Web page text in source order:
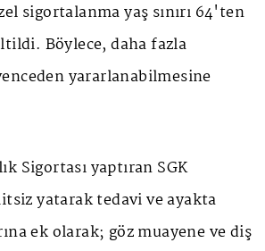
sigortalanma yaş sınırı 64'ten
Böylece, daha fazla
yararlanabilmesine
Sigortası yaptıran SGK
yatarak tedavi ve ayakta
ek olarak; göz muayene ve diş